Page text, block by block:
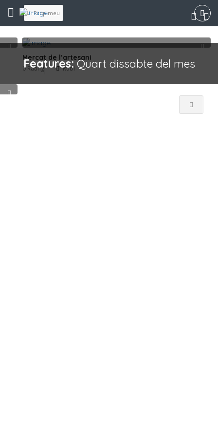
Features:Quart dissabte del mes
Prop meu
Mercat de l’artesani
0 Rating Rubí